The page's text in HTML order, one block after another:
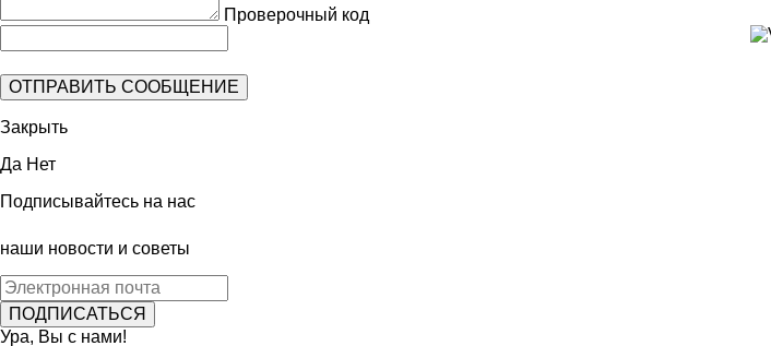
Проверочный код
Закрыть
Да Нет
Подписывайтесь на нас
наши новости и советы
Ура, Вы с нами!